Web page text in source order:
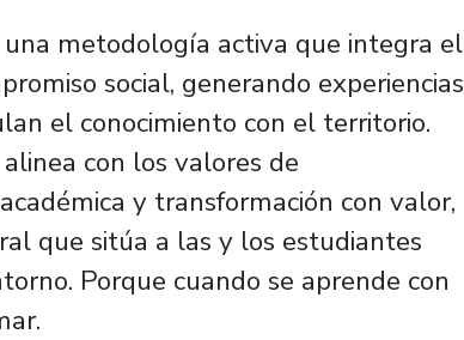
una metodología activa que integra el
social, generando experiencias
el conocimiento con el territorio.
con los valores de
y transformación con valor,
que sitúa a las y los estudiantes
Porque cuando se aprende con